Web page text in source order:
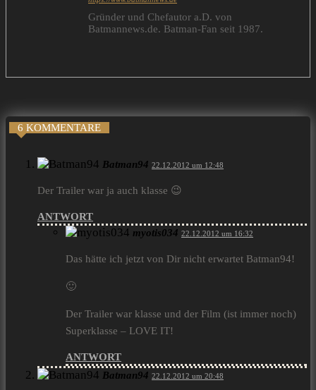
Gründer und Chefautor a.D. von
Batmannews.de. Batman-Fan seit 1987.
6 KOMMENTARE
Batman94 22.12.2012 um 12:48
Der Trailer war ja auch klasse 😉
ANTWORT
myotis034 22.12.2012 um 16:32
Das hätte ich jetzt von Dir nicht erwartet Batman94!
🙂
Der Trailer war klasse und der Film (ist immer noch)
Superklasse – LOVE IT!
ANTWORT
Batman94 22.12.2012 um 20:48